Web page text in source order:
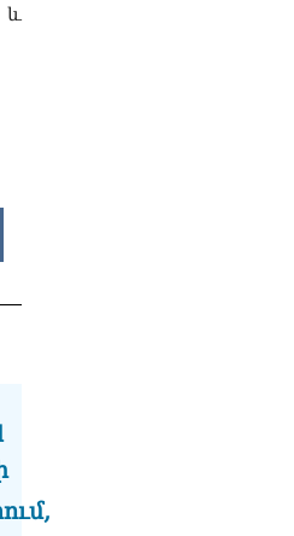
խորհուրդը խորապես